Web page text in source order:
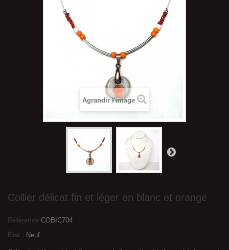
Agrandir l'image
Collier délicat fin et léger en blanc et orange
Référence COBIC704
État : Neuf